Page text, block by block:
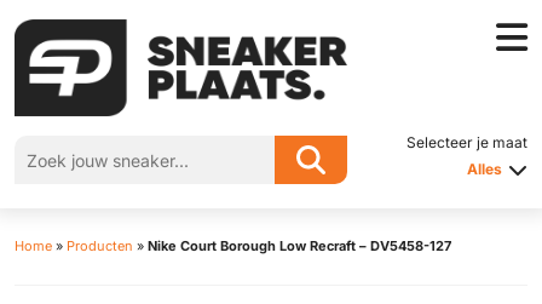
Selecteer je maat
Alles
Home » Producten » Nike Court Borough Low Recraft – DV5458-127